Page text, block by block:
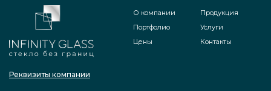
Реквизиты компании
О компании
Портфолио
Цены
Продукция
Услуги
Контакты